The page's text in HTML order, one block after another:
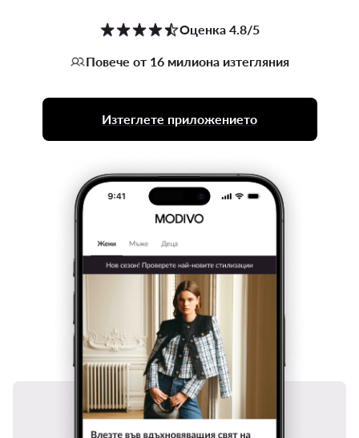
Оценка 4.8/5
Повече от 16 милиона изтегляния
Изтеглете приложението